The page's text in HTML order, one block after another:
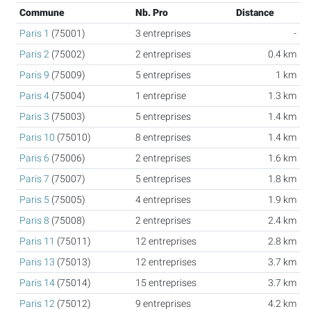
Commune Nb. Pro
Distance
Paris 1 (75001) 3 entreprises
-
Paris 2 (75002) 2 entreprises
0.4 km
Paris 9 (75009) 5 entreprises
1 km
Paris 4 (75004) 1 entreprise
1.3 km
Paris 3 (75003) 5 entreprises
1.4 km
Paris 10 (75010) 8 entreprises
1.4 km
Paris 6 (75006) 2 entreprises
1.6 km
Paris 7 (75007) 5 entreprises
1.8 km
Paris 5 (75005) 4 entreprises
1.9 km
Paris 8 (75008) 2 entreprises
2.4 km
Paris 11 (75011) 12 entreprises
2.8 km
Paris 13 (75013) 12 entreprises
3.7 km
Paris 14 (75014) 15 entreprises
3.7 km
Paris 12 (75012) 9 entreprises 4.2 km